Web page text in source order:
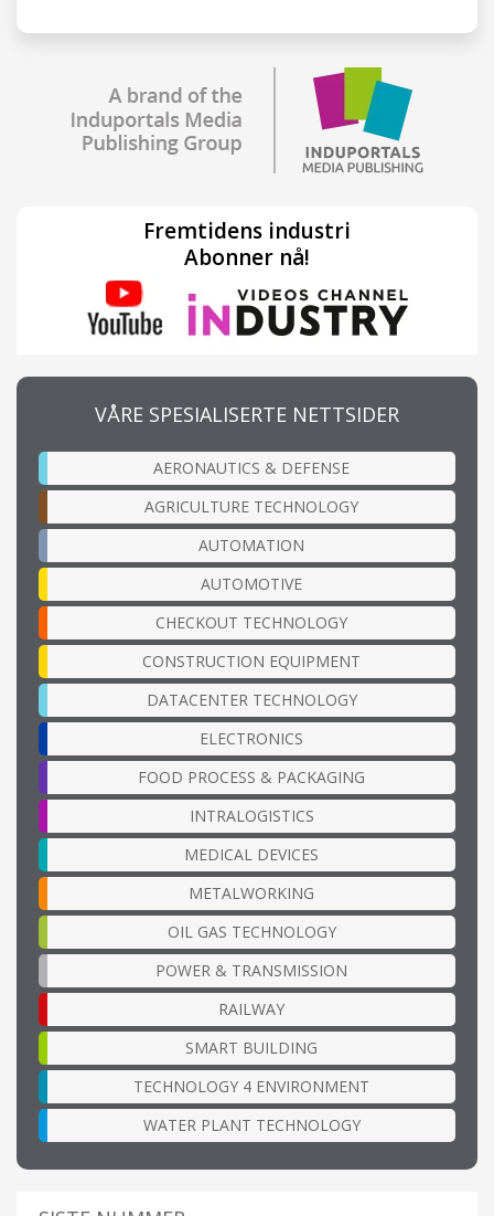
Fremtidens industri
Abonner nå!
VÅRE SPESIALISERTE NETTSIDER
AERONAUTICS & DEFENSE
AGRICULTURE TECHNOLOGY
AUTOMATION
AUTOMOTIVE
CHECKOUT TECHNOLOGY
CONSTRUCTION EQUIPMENT
DATACENTER TECHNOLOGY
ELECTRONICS
FOOD PROCESS & PACKAGING
INTRALOGISTICS
MEDICAL DEVICES
METALWORKING
OIL GAS TECHNOLOGY
POWER & TRANSMISSION
RAILWAY
SMART BUILDING
TECHNOLOGY 4 ENVIRONMENT
WATER PLANT TECHNOLOGY